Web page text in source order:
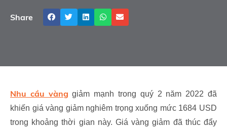
Share
Nhu cầu vàng giảm mạnh trong quý 2 năm 2022 đã
khiến giá vàng giảm nghiêm trọng xuống mức 1684 USD
trong khoảng thời gian này. Giá vàng giảm đã thúc đẩy